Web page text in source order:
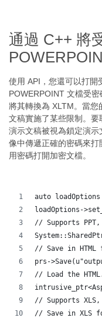
通過 C++ 將
使用 API，您還可以打開
POWERPOINT 文檔受
將其轉換為 XLTM。當
文稿實施了某些限制。
演示文稿被視為鎖定演
像中傳遞正確的密碼來
用密碼打開加密文檔。
auto loadOptions
loadOptions-
// Supports PPT,
// Save in HTML
prs-
// Load the
// Supports XLS,
// Save in XLS